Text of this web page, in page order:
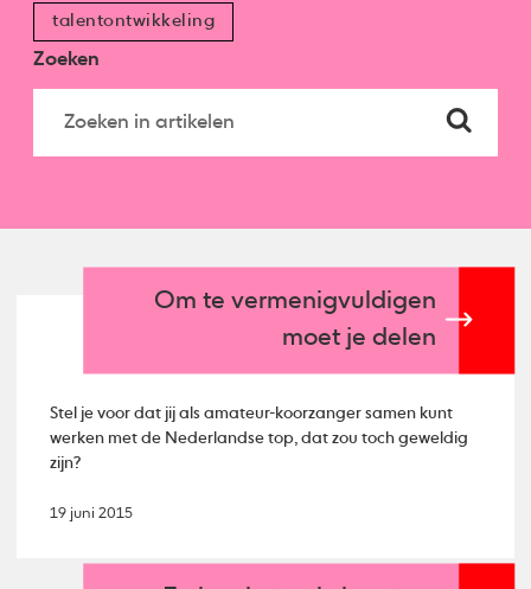
talentontwikkeling
Zoeken
Om te vermenigvuldigen
moet je delen
Stel je voor dat jij als amateur-koorzanger samen kunt
werken met de Nederlandse top, dat zou toch geweldig
zijn?
19 juni 2015